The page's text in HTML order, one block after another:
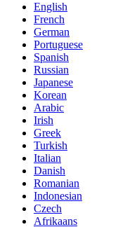
English
French
German
Portuguese
Spanish
Russian
Japanese
Korean
Arabic
Irish
Greek
Turkish
Italian
Danish
Romanian
Indonesian
Czech
Afrikaans